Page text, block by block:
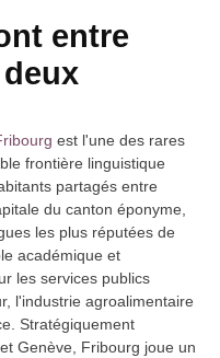
entre
est l'une des rares
frontière linguistique
partagés entre
du canton éponyme,
les plus réputées de
académique et
les services publics
l'industrie agroalimentaire
Stratégiquement
Genève, Fribourg joue un